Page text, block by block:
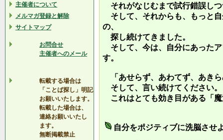
主催者について
メルマガ登録と解除
サイトマップ
お問合せ
主催者へのメール
転載する場合は
「ことば探し」明記
お願いいたします。
転載した場合は、
連絡お願いいたし
ます。
無断掲載禁止
それがなじむまで試行錯誤し
そして、それからも、もっと
の、
探し続けてきました。
そして、今は、自分にあった
す。
「あせらず、あわてず、あき
そして、言い続けてください。
これはとても効き目がある「
自分をポジティブに洗脳させ